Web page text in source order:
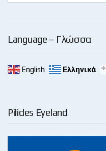
Language – Γλώσσα
English Ελληνικά
Pilides Eyeland